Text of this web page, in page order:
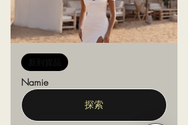
Namie
探索